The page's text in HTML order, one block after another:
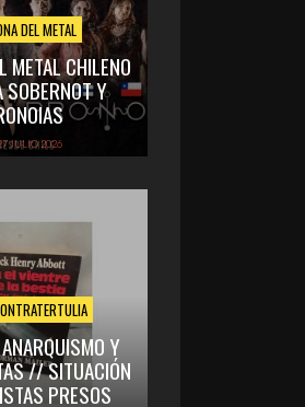
DEL METAL
METAL CHILENO
SOBERNOT Y
JULIO 2026
Y
// SITUACIÓN
PRESOS